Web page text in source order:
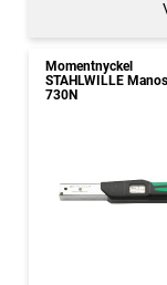
Momentnyckel
STAHLWILLE
730N